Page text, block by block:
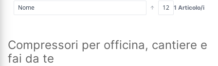
1 Articolo/i
Compressori per officina, cantiere e
fai da te